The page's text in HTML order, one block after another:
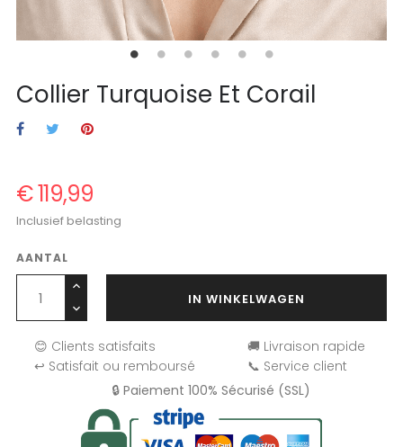
Collier Turquoise Et Corail
€ 119,99
Inclusief belasting
AANTAL
IN WINKELWAGEN
😊 Clients satisfaits
🚚 Livraison rapide
↩️ Satisfait ou remboursé
📞 Service client
🔒 Paiement 100% Sécurisé (SSL)